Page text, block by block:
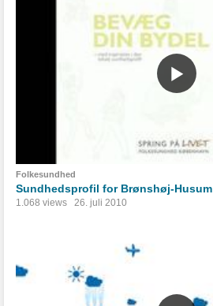
Folkesundhed
Sundhedsprofil for Brønshøj-Husum
1.068 views 26. juli 2010